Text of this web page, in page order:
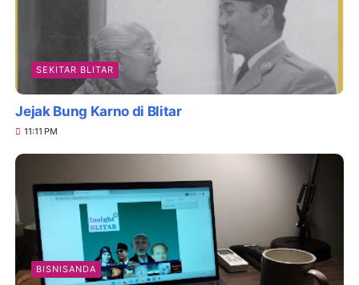
SEKITAR BLITAR
Jejak Bung Karno di Blitar
11:11 PM
BISNISANDA